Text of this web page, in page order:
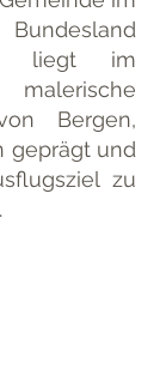
liegt im
malerische
Bergen,
geprägt und
zu